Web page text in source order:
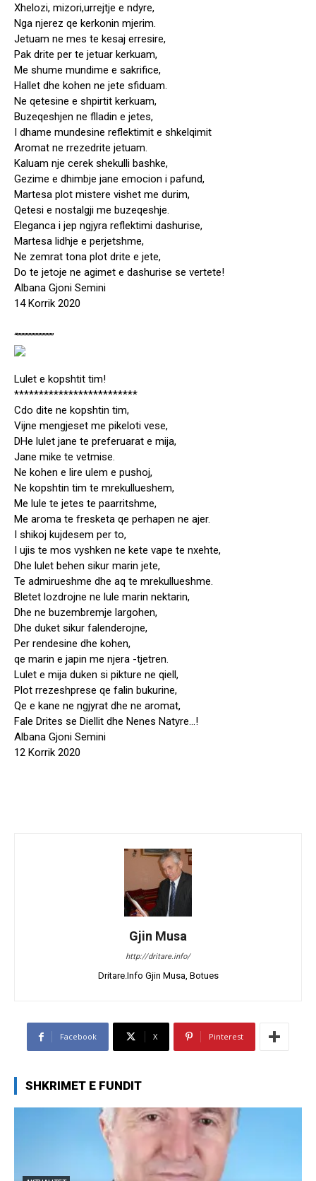
Xhelozi, mizori,urrejtje e ndyre,
Nga njerez qe kerkonin mjerim.
Jetuam ne mes te kesaj erresire,
Pak drite per te jetuar kerkuam,
Me shume mundime e sakrifice,
Hallet dhe kohen ne jete sfiduam.
Ne qetesine e shpirtit kerkuam,
Buzeqeshjen ne flladin e jetes,
I dhame mundesine reflektimit e shkelqimit
Aromat ne rrezedrite jetuam.
Kaluam nje cerek shekulli bashke,
Gezime e dhimbje jane emocion i pafund,
Martesa plot mistere vishet me durim,
Qetesi e nostalgji me buzeqeshje.
Eleganca i jep ngjyra reflektimi dashurise,
Martesa lidhje e perjetshme,
Ne zemrat tona plot drite e jete,
Do te jetoje ne agimet e dashurise se vertete!
Albana Gjoni Semini
14 Korrik 2020
“”””””””””””””
Lulet e kopshtit tim!
*************************
Cdo dite ne kopshtin tim,
Vijne mengjeset me pikeloti vese,
DHe lulet jane te preferuarat e mija,
Jane mike te vetmise.
Ne kohen e lire ulem e pushoj,
Ne kopshtin tim te mrekullueshem,
Me lule te jetes te paarritshme,
Me aroma te fresketa qe perhapen ne ajer.
I shikoj kujdesem per to,
I ujis te mos vyshken ne kete vape te nxehte,
Dhe lulet behen sikur marin jete,
Te admirueshme dhe aq te mrekullueshme.
Bletet lozdrojne ne lule marin nektarin,
Dhe ne buzembremje largohen,
Dhe duket sikur falenderojne,
Per rendesine dhe kohen,
qe marin e japin me njera -tjetren.
Lulet e mija duken si pikture ne qiell,
Plot rrezeshprese qe falin bukurine,
Qe e kane ne ngjyrat dhe ne aromat,
Fale Drites se Diellit dhe Nenes Natyre…!
Albana Gjoni Semini
12 Korrik 2020
Gjin Musa
http://dritare.info/
Dritare.Info Gjin Musa, Botues
Facebook X Pinterest
SHKRIMET E FUNDIT